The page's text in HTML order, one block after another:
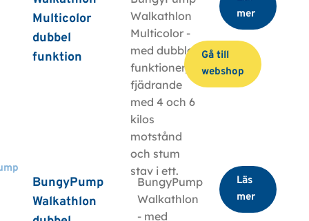
Multicolor
dubbel
funktion
Walkathlon
Multicolor -
med dubbla
funktioner,
fjädrande
med 4 och 6
kilos
motstånd
och stum
stav i ett.
mer
Gå till
webshop
BungyPump
Walkathlon
BungyPump
Walkathlon
- med
Läs
mer